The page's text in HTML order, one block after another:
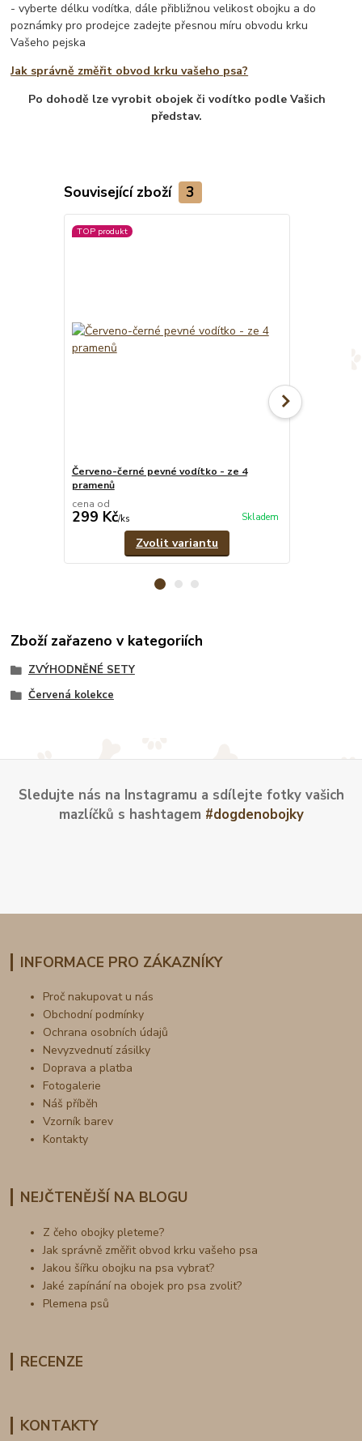
- vyberte délku vodítka, dále přibližnou velikost obojku a do
poznámky pro prodejce zadejte přesnou míru obvodu krku
Vašeho pejska
Jak správně změřit obvod krku vašeho psa?
Po dohodě lze vyrobit obojek či vodítko podle Vašich
představ.
Související zboží 3
TOP produkt
Červeno-černé pevné vodítko - ze 4
pramenů
cena od
299 Kč/ks Skladem
Zvolit variantu
Zboží zařazeno v kategoriích
ZVÝHODNĚNÉ SETY
Červená kolekce
Sledujte nás na Instagramu a sdílejte fotky vašich
mazlíčků s hashtagem #dogdenobojky
INFORMACE PRO ZÁKAZNÍKY
Proč nakupovat u nás
Obchodní podmínky
Ochrana osobních údajů
Nevyzvednutí zásilky
Doprava a platba
Fotogalerie
Náš příběh
Vzorník barev
Kontakty
NEJČTENĚJŠÍ NA BLOGU
Z čeho obojky pleteme?
Jak správně změřit obvod krku vašeho psa
Jakou šířku obojku na psa vybrat?
Jaké zapínání na obojek pro psa zvolit?
Plemena psů
RECENZE
KONTAKTY